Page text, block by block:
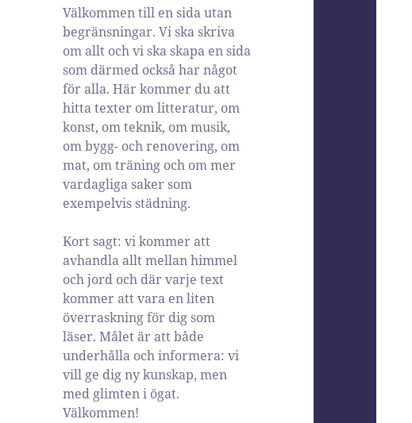
Välkommen till en sida utan
begränsningar. Vi ska skriva
om allt och vi ska skapa en sida
som därmed också har något
för alla. Här kommer du att
hitta texter om litteratur, om
konst, om teknik, om musik,
om bygg- och renovering, om
mat, om träning och om mer
vardagliga saker som
exempelvis städning.
Kort sagt: vi kommer att
avhandla allt mellan himmel
och jord och där varje text
kommer att vara en liten
överraskning för dig som
läser. Målet är att både
underhålla och informera: vi
vill ge dig ny kunskap, men
med glimten i ögat.
Välkommen!